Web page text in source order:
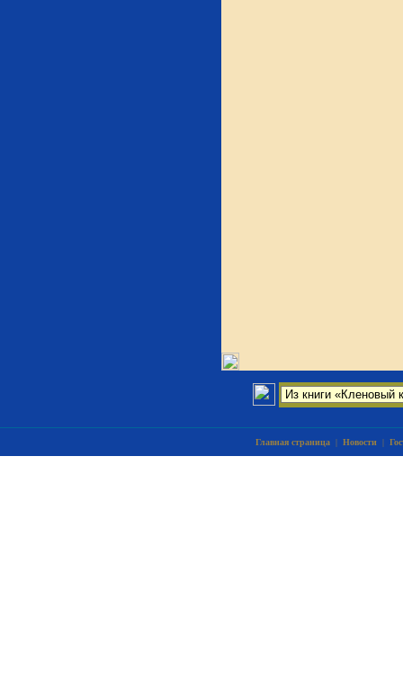
Главная страница| Новости|